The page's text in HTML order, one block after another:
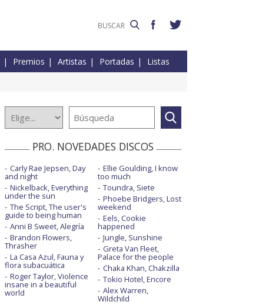
Premios Artistas Portadas Listas
PRO. NOVEDADES DISCOS
Carly Rae Jepsen, Day
and night
Nickelback, Everything
under the sun
The Script, The user's
guide to being human
Anni B Sweet, Alegría
Brandon Flowers,
Thrasher
La Casa Azul, Fauna y
flora subacuática
Roger Taylor, Violence
insane in a beautiful
world
Ellie Goulding, I know
too much
Toundra, Siete
Phoebe Bridgers, Lost
weekend
Eels, Cookie
happened
Jungle, Sunshine
Greta Van Fleet,
Palace for the people
Chaka Khan, Chakzilla
Tokio Hotel, Encore
Alex Warren,
Wildchild